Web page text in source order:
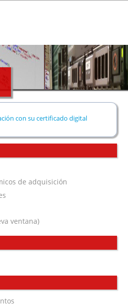
con su certificado digital
de adquisición
ventana)